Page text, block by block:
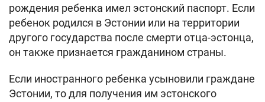
рождения ребенка имел эстонский паспорт. Если
ребенок родился в Эстонии или на территории
другого государства после смерти отца-эстонца,
он также признается гражданином страны.
Если иностранного ребенка усыновили граждане
Эстонии, то для получения им эстонского